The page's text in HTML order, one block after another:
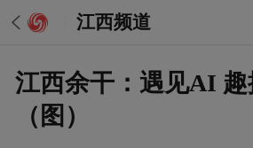
江西频道
江西余干：遇见AI
（图）